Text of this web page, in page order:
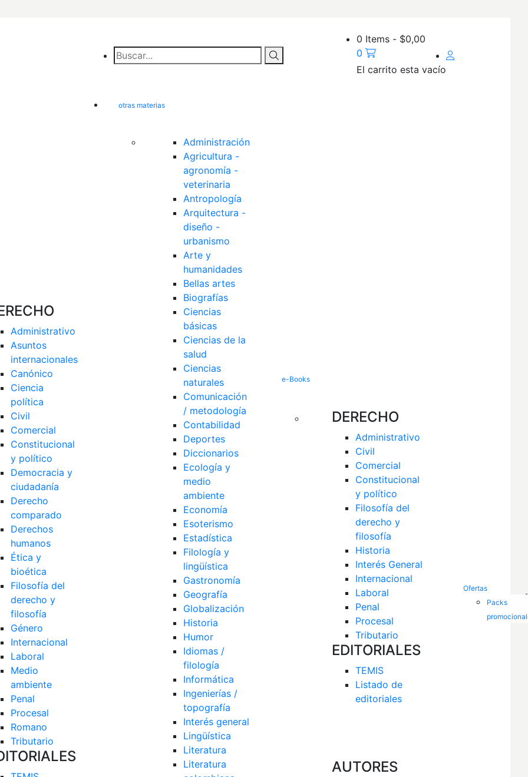
Administrativo
Asuntos
internacionales
Canónico
Ciencia
política
Civil
Comercial
Constitucional
y político
Democracia y
ciudadanía
Derecho
comparado
Derechos
humanos
Ética y
bioética
Filosofía del
derecho y
filosofía
Género
Internacional
Laboral
Medio
ambiente
Penal
Procesal
Romano
Tributario
otras materias
Administración
Agricultura -
agronomía -
veterinaria
Antropología
Arquitectura -
diseño -
urbanismo
Arte y
humanidades
Bellas artes
Biografías
Ciencias
básicas
Ciencias de la
salud
Ciencias
naturales
Comunicación
/ metodología
Contabilidad
Deportes
Diccionarios
Ecología y
medio
ambiente
Economía
Esoterismo
Estadística
Filología y
lingüística
Gastronomía
Geografía
Globalización
Historia
Humor
Idiomas /
filología
Informática
Ingenierías /
topografía
Interés general
Lingüística
Literatura
Literatura
e-Books
DERECHO
Administrativo
Civil
Comercial
Constitucional
y político
Filosofía del
derecho y
filosofía
Historia
Internacional
Laboral
Penal
Procesal
Tributario
EDITORIALES
TEMIS
Listado de
editoriales
AUTORES
Ofertas
Packs
0 Items - $0,00
0
El carrito esta vacío